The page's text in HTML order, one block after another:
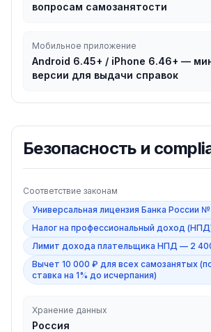
вопросам самозанятости
Мобильное приложение
Android 6.45+ / iPhone 6.46+ —
версии для выдачи справок
Безопасность и
Соответствие законам
Универсальная лицензия Банка России
Налог на профессиональный доход
Лимит дохода плательщика НПД — 2
Вычет 10 000 ₽ для всех самозанятых
ставка на 1% до исчерпания)
Хранение данных
Россия